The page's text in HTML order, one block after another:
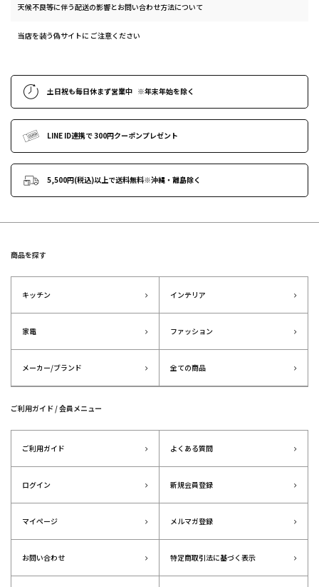
天候不良等に伴う配送の影響とお問い合わせ方法について
当店を装う偽サイトに ご注意ください
土日祝も毎日休まず営業中 ※年末年始を除く
LINE ID連携で300円クーポンプレゼント
5,500円(税込)以上で送料無料※沖縄・離島除く
商品を探す
キッチン インテリア
家電 ファッション
メーカー/ブランド 全ての商品
ご利用ガイド / 会員メニュー
ご利用ガイド よくある質問
ログイン 新規会員登録
マイページ メルマガ登録
お問い合わせ 特定商取引法に基づく表示